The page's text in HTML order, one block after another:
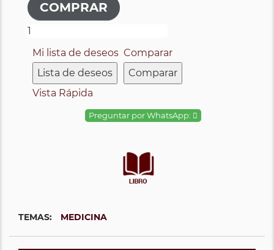
Mi lista de deseos
Lista de deseos
Comparar
Comparar
Vista Rápida
Preguntar por WhatsApp:
TEMAS: MEDICINA